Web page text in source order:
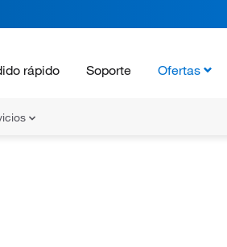
rápido Soporte Ofertas